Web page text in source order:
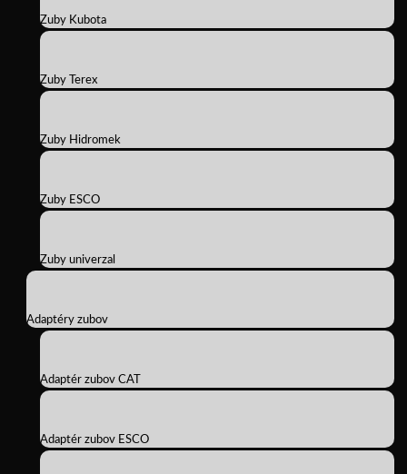
Zuby Kubota
Zuby Terex
Zuby Hidromek
Zuby ESCO
Zuby univerzal
Adaptéry zubov
Adaptér zubov CAT
Adaptér zubov ESCO